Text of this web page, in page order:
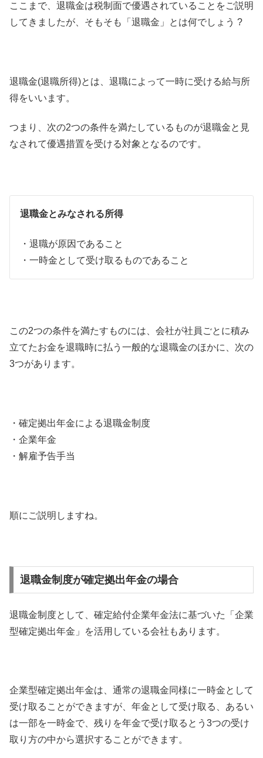
ここまで、退職金は税制面で優遇されていることをご説明
してきましたが、そもそも「退職金」とは何でしょう ?
退職金(退職所得)とは、退職によって一時に受ける給与所
得をいいます。
つまり、次の2つの条件を満たしているものが退職金と見
なされて優遇措置を受ける対象となるのです。
退職金とみなされる所得
・退職が原因であること
・一時金として受け取るものであること
この2つの条件を満たすものには、会社が社員ごとに積み
立てたお金を退職時に払う一般的な退職金のほかに、次の
3つがあります。
・確定拠出年金による退職金制度
・企業年金
・解雇予告手当
順にご説明しますね。
退職金制度が確定拠出年金の場合
退職金制度として、確定給付企業年金法に基づいた「企業
型確定拠出年金」を活用している会社もあります。
企業型確定拠出年金は、通常の退職金同様に一時金として
受け取ることができますが、年金として受け取る、あるい
は一部を一時金で、残りを年金で受け取るとう3つの受け
取り方の中から選択することができます。